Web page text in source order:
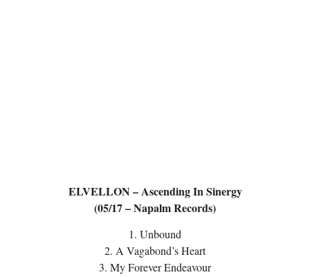
ELVELLON – Ascending In Sinergy
(05/17 – Napalm Records)
1. Unbound
2. A Vagabond’s Heart
3. My Forever Endeavour